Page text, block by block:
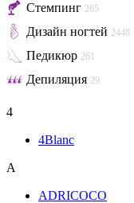
Стемпинг 265
Дизайн ногтей 2448
Педикюр 261
Депиляция 29
4
4Blanc
A
ADRICOCO